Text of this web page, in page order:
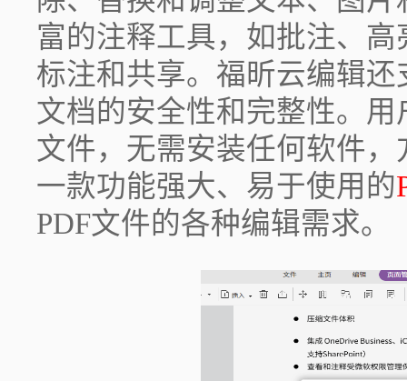
富的注释工具，如批注、
标注和共享。福昕云编辑
文档的安全性和完整性。
文件，无需安装任何软件
一款功能强大、易于使用的
PDF文件的各种编辑需求。